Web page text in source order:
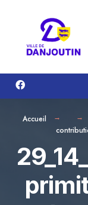
contenu
Accueil
for: